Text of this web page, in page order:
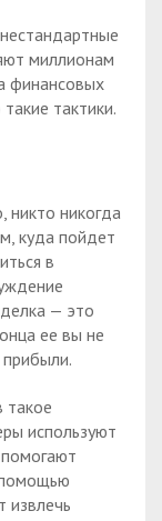
миллионам
финансовых
тактики.
никто никогда
куда пойдет
в
— это
ее вы не
такое
используют
извлечь